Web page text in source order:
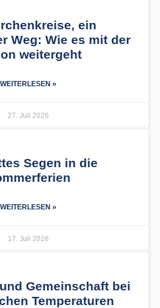
ein
Weg: Wie es mit der
weitergeht
WEITERLESEN »
27. Juli 2026
Segen in die
WEITERLESEN »
17. Juli 2026
Gemeinschaft bei
Temperaturen